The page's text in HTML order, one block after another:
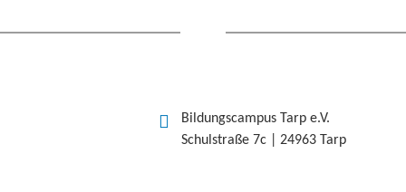
Bildungscampus Tarp e.V.
Schulstraße 7c | 24963 Tarp